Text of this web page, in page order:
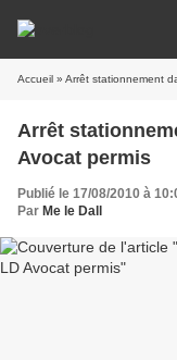
Accueil » Arrêt stationnement
Arrêt
Avocat permis
Publié le 17/08/2010 à
Par Me le Dall